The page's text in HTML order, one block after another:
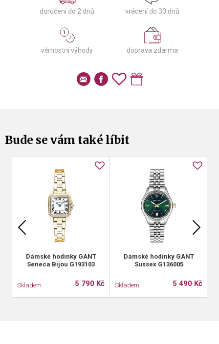
doručení do 2 dnů vrácení do 30 dnů
věrnostní výhody doprava zdarma
Bude se vám také líbit
Dámské hodinky GANT
Seneca Bijou G193103
Skladem 5 790 Kč
Dámské hodinky GANT
Sussex G136005
Skladem 5 490 Kč